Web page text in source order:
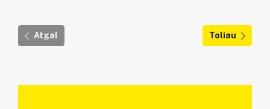
Atgal Toliau